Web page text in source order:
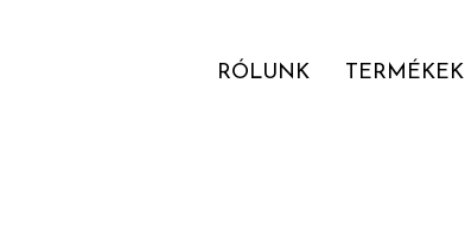
RÓLUNK TERMÉKEK